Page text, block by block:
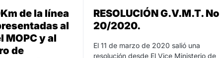
de la línea
al
MOPC y al
de
RESOLUCIÓN G.V.M.T. No
20/2020.
El 11 de marzo de 2020 salió una
resolución desde El Vice Ministerio de